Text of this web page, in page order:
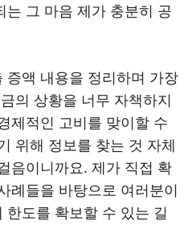
는 그 마음 제가 충분히 공
증액 내용을 정리하며 가장
의 상황을 너무 자책하지
제적인 고비를 맞이할 수
위해 정보를 찾는 것 자체
음이니까요. 제가 직접 확
례들을 바탕으로 여러분이
한도를 확보할 수 있는 길